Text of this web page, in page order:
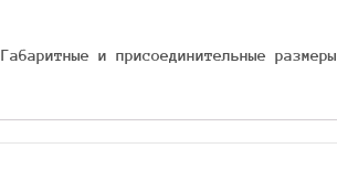
Габаритные и присоединительные размеры